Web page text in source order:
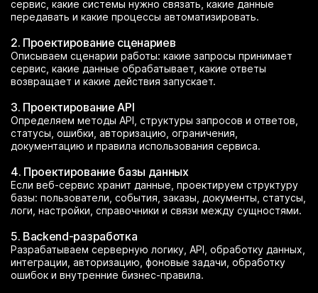
сервис, какие системы нужно связать, какие данные
передавать и какие процессы автоматизировать.
2. Проектирование сценариев
Описываем сценарии работы: какие запросы принимает
сервис, какие данные обрабатывает, какие ответы
возвращает и какие действия запускает.
3. Проектирование API
Определяем методы API, структуры запросов и ответов,
статусы, ошибки, авторизацию, ограничения,
документацию и правила использования сервиса.
4. Проектирование базы данных
Если веб-сервис хранит данные, проектируем структуру
базы: пользователи, события, заказы, документы, статусы,
логи, настройки, справочники и связи между сущностями.
5. Backend-разработка
Разрабатываем серверную логику, API, обработку данных,
интеграции, авторизацию, фоновые задачи, обработку
ошибок и внутренние бизнес-правила.